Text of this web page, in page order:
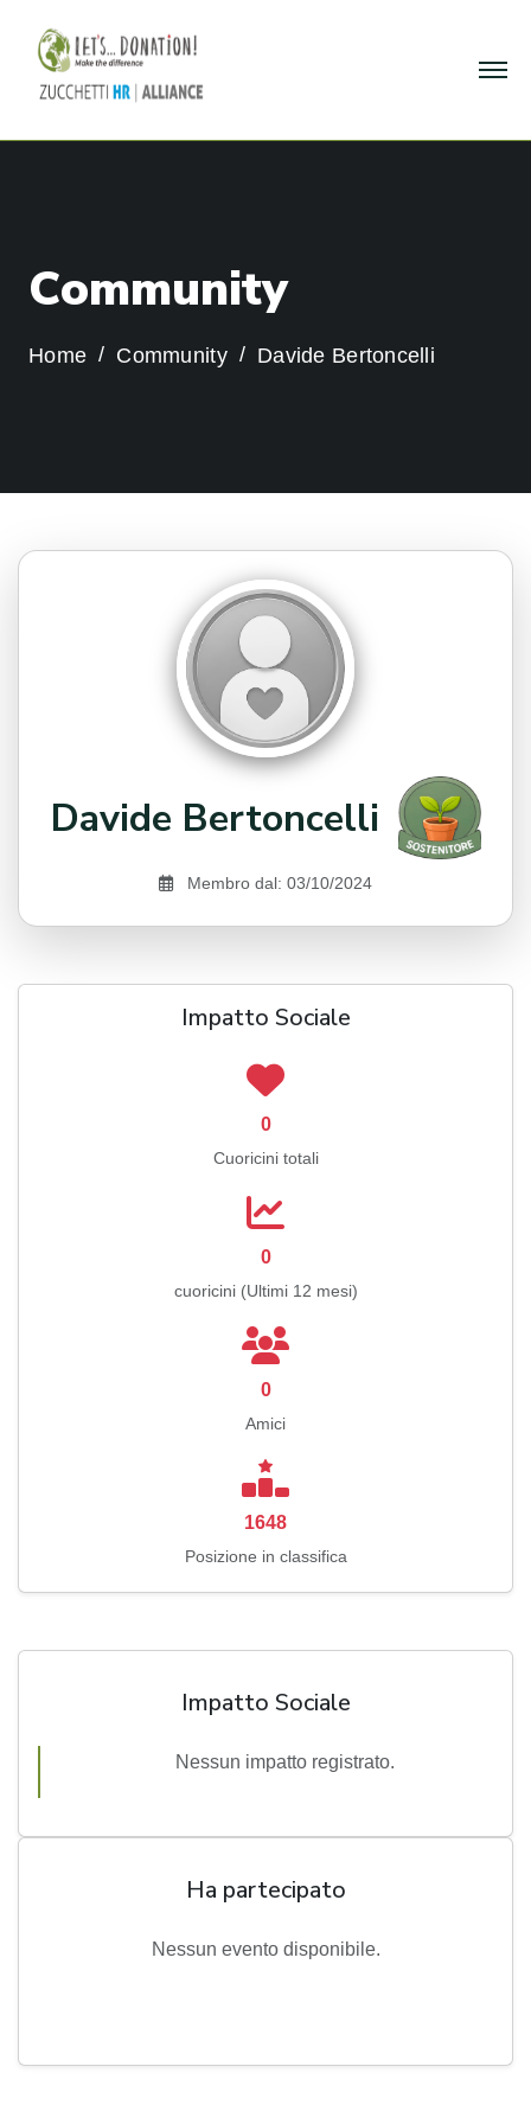
Community
Home Community Davide Bertoncelli
Davide Bertoncelli
Membro dal: 03/10/2024
Impatto Sociale
0
Cuoricini totali
0
cuoricini (Ultimi 12 mesi)
0
Amici
1648
Posizione in classifica
Impatto Sociale
Nessun impatto registrato.
Ha partecipato
Nessun evento disponibile.